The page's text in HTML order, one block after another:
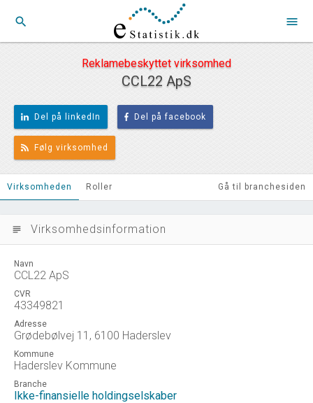
search menu
Reklamebeskyttet virksomhed
CCL22 ApS
Del på linkedIn Del på facebook
Følg virksomhed
Virksomheden Roller Gå til branchesiden
subject Virksomhedsinformation
Navn
CCL22 ApS
CVR
43349821
Adresse
Grødebølvej 11, 6100 Haderslev
Kommune
Haderslev Kommune
Branche
Ikke-finansielle holdingselskaber